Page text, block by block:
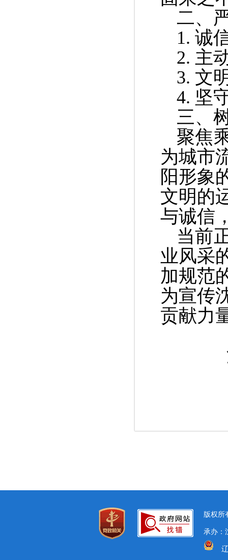
二、
1. 诚
2. 主
3. 文
4. 坚
三、
聚焦
为城市
阳形象
文明的
与诚信
当前
业风采
加规范
为宣传
贡献力
沈阳
版权所
承办：